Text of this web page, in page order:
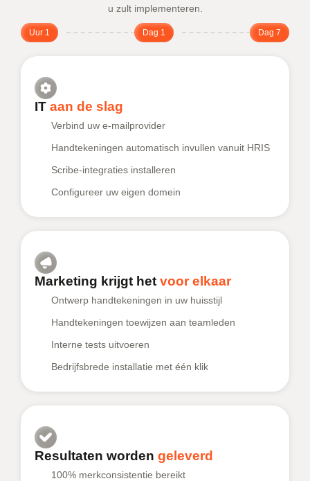
u zult implementeren.
Uur 1 Dag 1 Dag 7
IT aan de slag
Verbind uw e-mailprovider
Handtekeningen automatisch invullen vanuit HRIS
Scribe-integraties installeren
Configureer uw eigen domein
Marketing krijgt het voor elkaar
Ontwerp handtekeningen in uw huisstijl
Handtekeningen toewijzen aan teamleden
Interne tests uitvoeren
Bedrijfsbrede installatie met één klik
Resultaten worden geleverd
100% merkconsistentie bereikt